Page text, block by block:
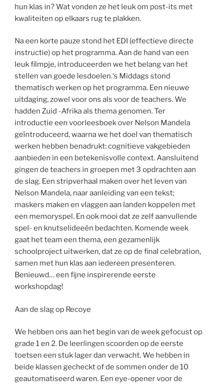
hun klas in? Wat vonden ze het leuk om post-its met
kwaliteiten op elkaars rug te plakken.
Na een korte pauze stond het EDI (effectieve directe
instructie) op het programma. Aan de hand van een
leuk filmpje, introduceerden we het belang van het
stellen van goede lesdoelen.‘s Middags stond
thematisch werken op het programma. Een nieuwe
uitdaging, zowel voor ons als voor de teachers. We
hadden Zuid -Afrika als thema genomen. Ter
introductie een voorleesboek over Nelson Mandela
geïntroduceerd, waarna we het doel van thematisch
werken hebben benadrukt: cognitieve vakgebieden
aanbieden in een betekenisvolle context. Aansluitend
gingen de teachers in groepen met 3 opdrachten aan
de slag. Een stripverhaal maken over het leven van
Nelson Mandela, naar aanleiding van een tekst;
maskers maken en vlaggen aan landen koppelen met
een memoryspel. En ook mooi dat ze zelf aanvullende
spel- en knutselideeën bedachten. Komende week
gaat het team een thema, een gezamenlijk
schoolproject uitwerken, dat ze op de final celebration,
samen met hun klas aan iedereen presenteren.
Benieuwd… een fijne inspirerende eerste
workshopdag!
Aan de slag op Recoye
We hebben ons aan het begin van de week gefocust op
grade 1 en 2. De leerlingen scoorden op de eerste
toetsen een stuk lager dan verwacht. We hebben in
beide klassen gecheckt of de sommen onder de 10
geautomatiseerd waren. Een eye-opener voor de